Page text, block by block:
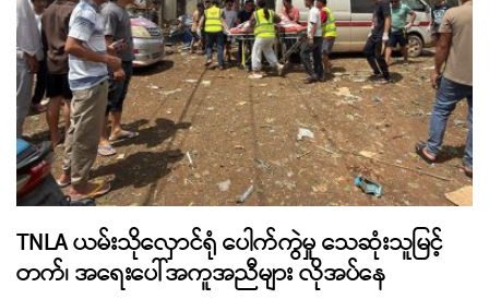
TNLA ယမ်းသိုလှောင်ရုံ ပေါက်ကွဲမှု သေဆုံးသူမြင့်
တက်၊ အရေးပေါ်အကူအညီများ လိုအပ်နေ